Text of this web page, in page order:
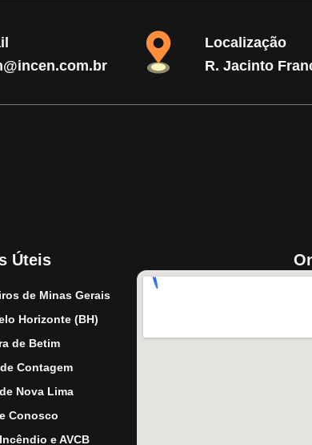
Localização
R. Jacinto
Úteis
de Minas Gerais
Horizonte (BH)
de Betim
Contagem
Nova Lima
Conosco
e AVCB